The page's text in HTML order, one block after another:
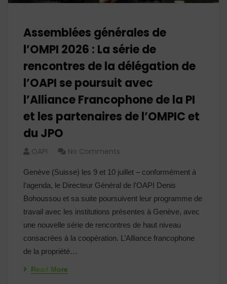
Assemblées générales de
l’OMPI 2026 : La série de
rencontres de la délégation de
l’OAPI se poursuit avec
l’Alliance Francophone de la PI
et les partenaires de l’OMPIC et
du JPO
OAPI No Comments
Genève (Suisse) les 9 et 10 juillet – conformément à
l’agenda, le Directeur Général de l’OAPI Denis
Bohoussou et sa suite poursuivent leur programme de
travail avec les institutions présentes à Genève, avec
une nouvelle série de rencontres de haut niveau
consacrées à la coopération. L’Alliance francophone
de la propriété…
Read More